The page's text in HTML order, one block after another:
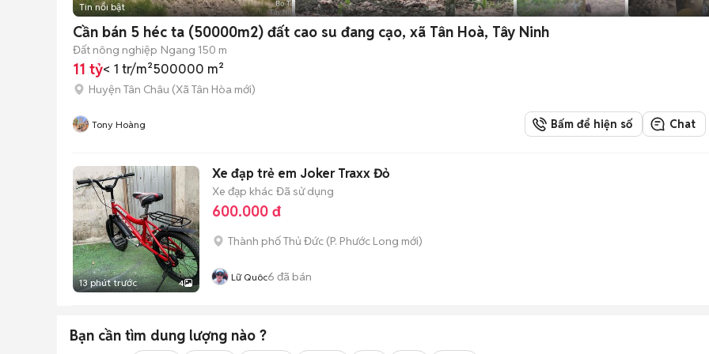
Tin nổi bật
Cần bán 5 héc ta (50000m2) đất cao su đang cạo, xã Tân Hoà, Tây Ninh
Đất nông nghiệp Ngang 150 m
11 tỷ< 1 tr/m²500000 m²
Huyện Tân Châu (Xã Tân Hòa mới)
Tony Hoàng Bấm để hiện số Chat
13 phút trước 4
Xe đạp trẻ em Joker Traxx Đỏ
Xe đạp khác Đã sử dụng
600.000 đ
Thành phố Thủ Đức (P. Phước Long mới)
Lữ Quôc6 đã bán
Bạn cần tìm dung lượng nào ?